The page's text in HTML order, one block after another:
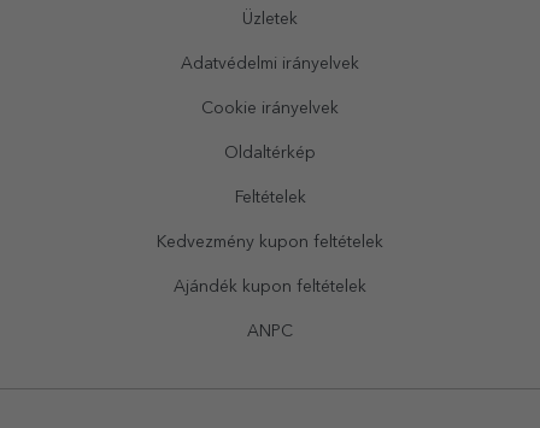
Üzletek
Adatvédelmi irányelvek
Cookie irányelvek
Oldaltérkép
Feltételek
Kedvezmény kupon feltételek
Ajándék kupon feltételek
ANPC